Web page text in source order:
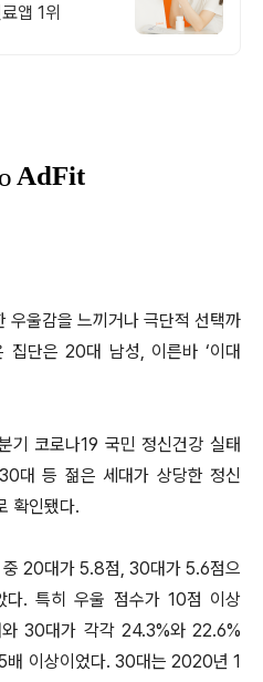
앱 1위
우울감을 느끼거나 극단적 선택까
집단은 20대 남성, 이른바 ‘이대
기 코로나19 국민 정신건강 실태
대 등 젊은 세대가 상당한 정신
확인됐다.
20대가 5.8점, 30대가 5.6점으
. 특히 우울 점수가 10점 이상
와 30대가 각각 24.3%와 22.6%
이상이었다. 30대는 2020년 1